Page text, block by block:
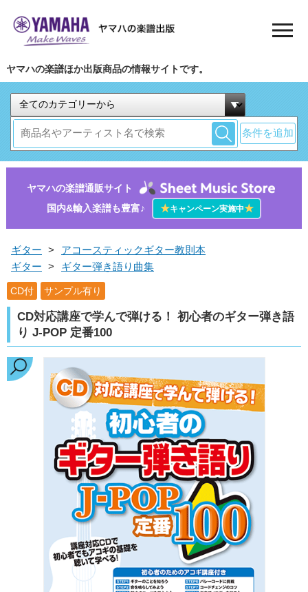
ヤマハの楽譜ほか出版商品の情報サイトです。
条件を追加
ヤマハの楽譜通販サイト
国内&輸入楽譜も豊富♪
★キャンペーン実施中★
ギター >
アコースティックギター教則本
ギター > ギター弾き語り曲集
CD付 サンプル有り
CD対応講座で学んで弾ける！ 初心者のギター弾き語
り J-POP 定番100